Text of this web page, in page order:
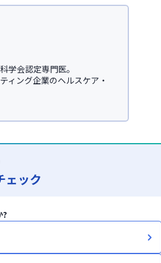
学会認定専門医。
ィング企業のヘルスケア・
療を主とした
ェック
?